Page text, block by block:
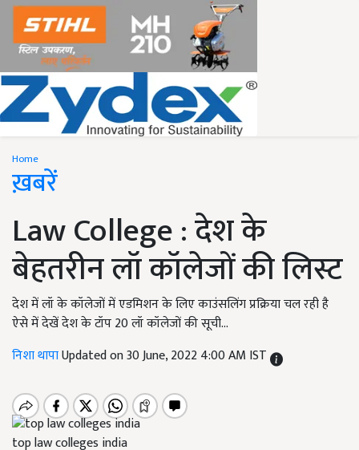
Home
ख़बरें
Law College : देश के
बेहतरीन लॉ कॉलेजों की लिस्ट
देश में लॉ के कॉलेजों में एडमिशन के लिए काउंसलिंग प्रक्रिया चल रही है
ऐसे में देखें देश के टॉप 20 लॉ कॉलेजों की सूची...
निशा थापाUpdated on 30 June, 2022 4:00 AM IST
top law colleges india